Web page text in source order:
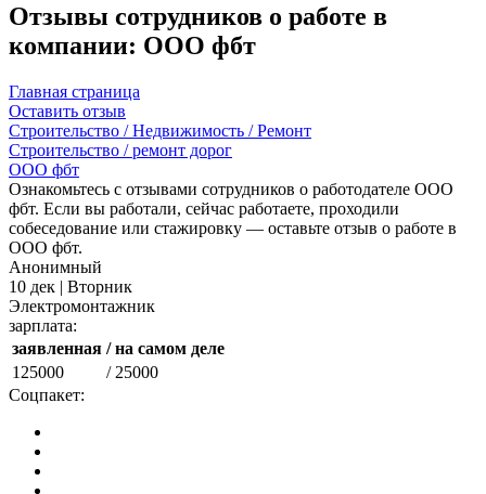
Отзывы сотрудников о работе в
компании: ООО фбт
Главная страница
Оставить отзыв
Строительство / Недвижимость / Ремонт
Строительство / ремонт дорог
ООО фбт
Ознакомьтесь с отзывами сотрудников о работодателе ООО
фбт. Если вы работали, сейчас работаете, проходили
собеседование или стажировку — оставьте отзыв о работе в
ООО фбт.
Анонимный
10 дек | Вторник
Электромонтажник
зарплата:
заявленная / на самом деле
125000
/ 25000
Соцпакет: